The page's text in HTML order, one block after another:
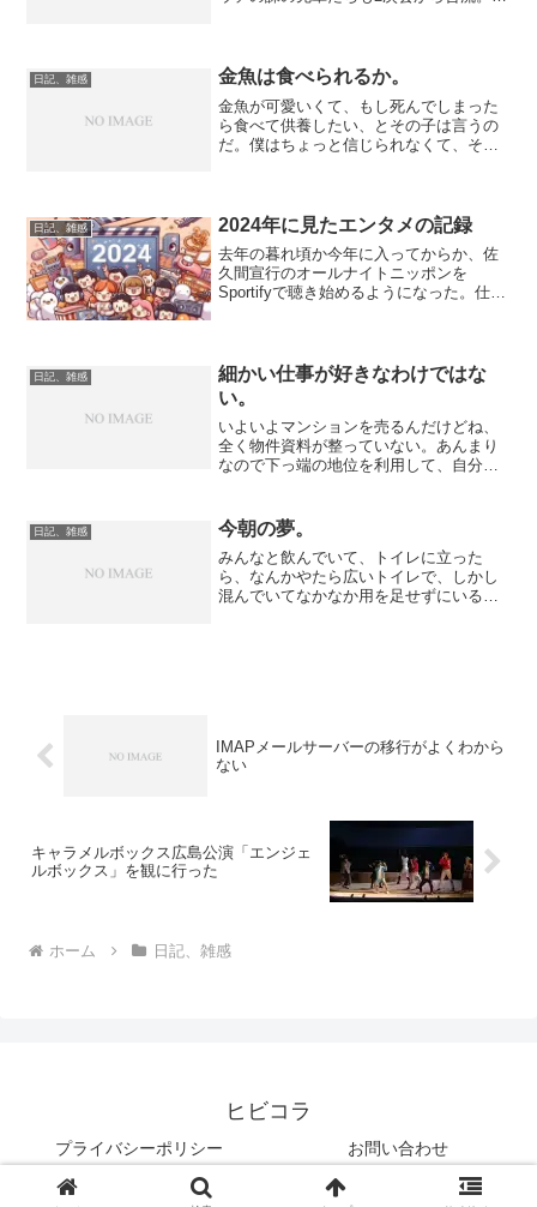
し2次会で飲んだお店が...
日記、雑感 金魚は食べられるか。
金魚が可愛いくて、もし死んでしまった
ら食べて供養したい、とその子は言うの
だ。僕はちょっと信じられなくて、そ
きしてるかあまり伝わらなか...
日記、雑感 2024年に見たエンタメの記録
去年の暮れ頃か今年に入ってからか、佐
久間宣行のオールナイトニッポンを
Sportifyで聴き始めるようになった。仕事
落ちしていたりした...
日記、雑感
細かい仕事が好きなわけではな
い。
いよいよマンションを売るんだけどね、
全く物件資料が整っていない。あんまり
なので下っ端の地位を利用して、自分の
けど、元データが不完全だからシートも
きちんと埋まらない。ちゃ...
日記、雑感 今朝の夢。
みんなと飲んでいて、トイレに立った
ら、なんかやたら広いトイレで、しかし
混んでいてなかなか用を足せずにいる
IMAPメールサーバーの移行がよくわから
ない
キャラメルボックス広島公演「エンジェ
ルボックス」を観に行った
ホーム 日記、雑感
ヒビコラ
プライバシーポリシー お問い合わせ
© 2005 ヒビコラ.